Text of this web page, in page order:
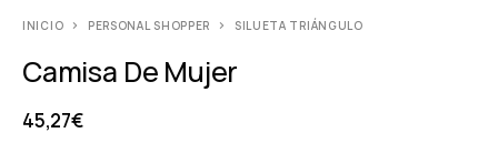
INICIO PERSONAL SHOPPER SILUETA TRIÁNGULO
Camisa De Mujer
45,27€